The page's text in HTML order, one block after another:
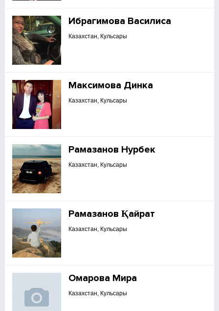
Ибрагимова Василиса
Казахстан, Кульсары
Максимова Динка
Казахстан, Кульсары
Рамазанов Нурбек
Казахстан, Кульсары
Рамазанов Қайрат
Казахстан, Кульсары
Омарова Мира
Казахстан, Кульсары